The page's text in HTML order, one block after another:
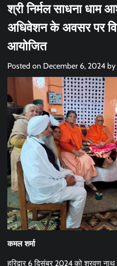
श्री निर्मल साधना धाम
अधिवेशन के अवसर पर
आयोजित
Posted on December 6, 2024 by
कमल शर्मा
हरिद्वार 6 दिसंबर 2024 को श्रवण